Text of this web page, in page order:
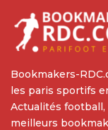
Bookmakers-
les paris sportifs
Actualités
meilleurs